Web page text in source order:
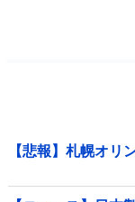
【悲報】札幌オリ